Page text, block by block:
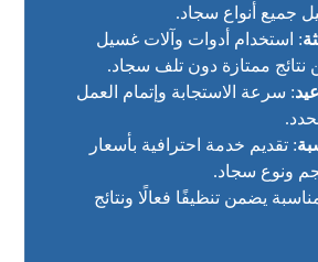
جميع أنواع سجاد.
: استخدام أدوات وآلات غسيل
ممتازة دون تلف سجاد.
: سرعة الاستجابة وإتمام العمل
: تقديم خدمة احترافية بأسعار
ونوع سجاد.
يضمن تنظيفًا فعالًا ونتائج